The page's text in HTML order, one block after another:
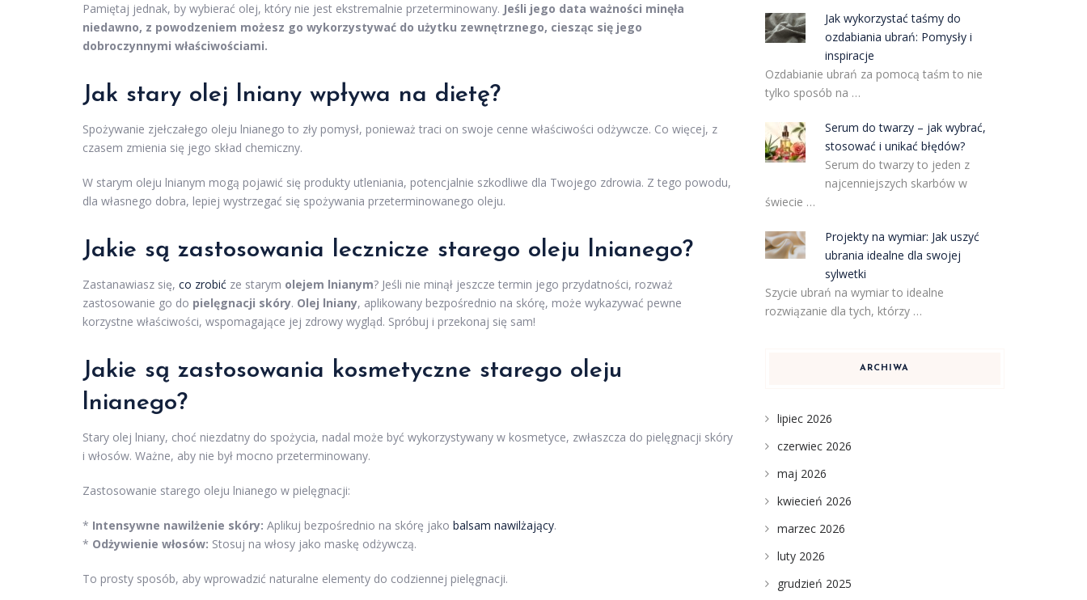
Pamiętaj jednak, by wybierać olej, który nie jest ekstremalnie przeterminowany. Jeśli jego data ważności minęła
niedawno, z powodzeniem możesz go wykorzystywać do użytku zewnętrznego, ciesząc się jego
dobroczynnymi właściwościami.
Jak stary olej lniany wpływa na dietę?
Spożywanie zjełczałego oleju lnianego to zły pomysł, ponieważ traci on swoje cenne właściwości odżywcze. Co więcej, z
czasem zmienia się jego skład chemiczny.
W starym oleju lnianym mogą pojawić się produkty utleniania, potencjalnie szkodliwe dla Twojego zdrowia. Z tego powodu,
dla własnego dobra, lepiej wystrzegać się spożywania przeterminowanego oleju.
Jakie są zastosowania lecznicze starego oleju lnianego?
Zastanawiasz się, co zrobić ze starym olejem lnianym? Jeśli nie minął jeszcze termin jego przydatności, rozważ
zastosowanie go do pielęgnacji skóry. Olej lniany, aplikowany bezpośrednio na skórę, może wykazywać pewne
korzystne właściwości, wspomagające jej zdrowy wygląd. Spróbuj i przekonaj się sam!
Jakie są zastosowania kosmetyczne starego oleju
lnianego?
Stary olej lniany, choć niezdatny do spożycia, nadal może być wykorzystywany w kosmetyce, zwłaszcza do pielęgnacji skóry
i włosów. Ważne, aby nie był mocno przeterminowany.
Zastosowanie starego oleju lnianego w pielęgnacji:
* Intensywne nawilżenie skóry: Aplikuj bezpośrednio na skórę jako balsam nawilżający.
* Odżywienie włosów: Stosuj na włosy jako maskę odżywczą.
To prosty sposób, aby wprowadzić naturalne elementy do codziennej pielęgnacji.
Jak wykorzystać taśmy do
ozdabiania ubrań: Pomysły i
inspiracje
Ozdabianie ubrań za pomocą taśm to nie
tylko sposób na …
Serum do twarzy – jak wybrać,
stosować i unikać błędów?
Serum do twarzy to jeden z
najcenniejszych skarbów w
świecie …
Projekty na wymiar: Jak uszyć
ubrania idealne dla swojej
sylwetki
Szycie ubrań na wymiar to idealne
rozwiązanie dla tych, którzy …
ARCHIWA
lipiec 2026
czerwiec 2026
maj 2026
kwiecień 2026
marzec 2026
luty 2026
grudzień 2025